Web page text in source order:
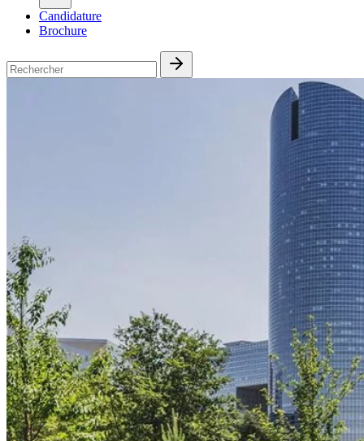
Candidature
Brochure